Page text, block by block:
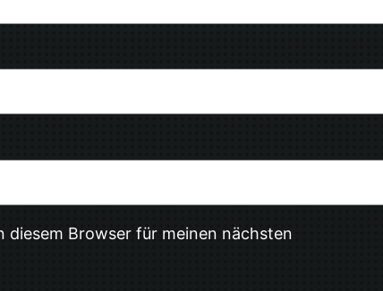
diesem Browser für meinen nächsten